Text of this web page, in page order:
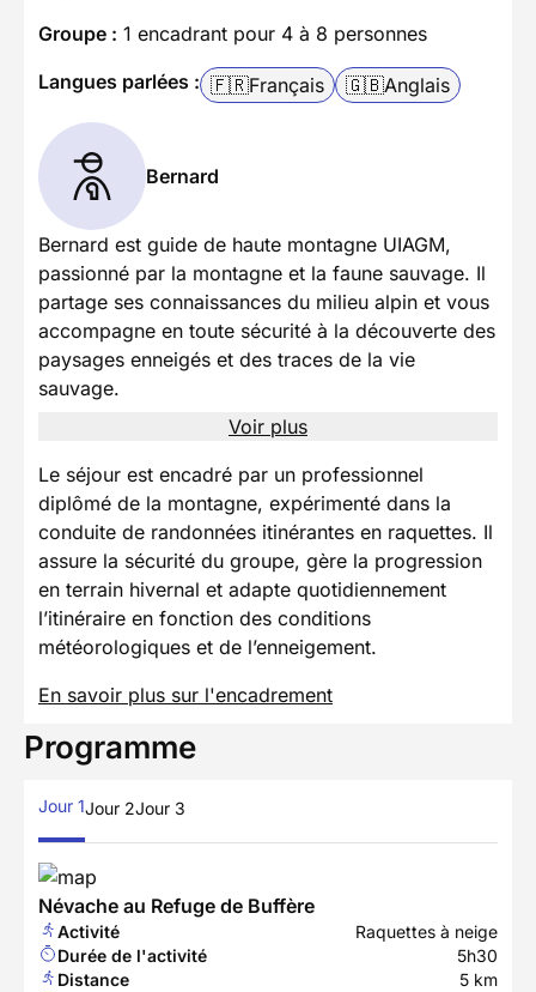
Groupe : 1 encadrant pour 4 à 8 personnes
Langues parlées : 🇫🇷Français 🇬🇧Anglais
Bernard
Bernard est guide de haute montagne UIAGM,
passionné par la montagne et la faune sauvage. Il
partage ses connaissances du milieu alpin et vous
accompagne en toute sécurité à la découverte des
paysages enneigés et des traces de la vie
sauvage.
Voir plus
Le séjour est encadré par un professionnel
diplômé de la montagne, expérimenté dans la
conduite de randonnées itinérantes en raquettes. Il
assure la sécurité du groupe, gère la progression
en terrain hivernal et adapte quotidiennement
l’itinéraire en fonction des conditions
météorologiques et de l’enneigement.
En savoir plus sur l'encadrement
Programme
Jour 1Jour 2Jour 3
Névache au Refuge de Buffère
Activité
Raquettes à neige
Durée de l'activité
5h30
Distance
5 km